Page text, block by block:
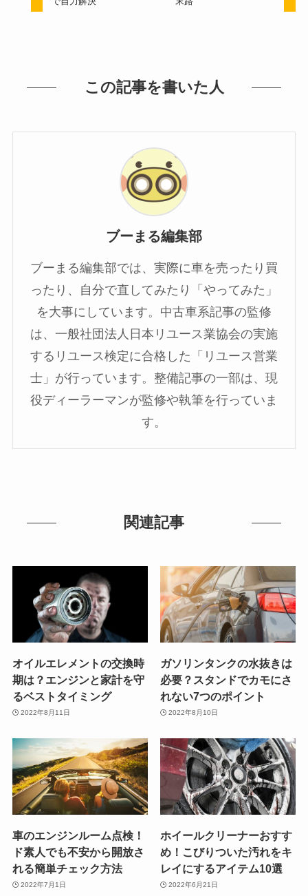
この記事を書いた人
ブーまる編集部
ブーまる編集部では、実際に車を売ったり買
ったり、自分で直してみたり「やってみた」
を大事にしています。中古車系記事の監修
は、一般社団法人日本リユース業協会の実施
するリユース検定に合格した「リユース営業
士」が行っています。整備記事の一部は、現
役ディーラーマンが監修や執筆を行っていま
す。
関連記事
オイルエレメントの交換時
期は？エンジンと家計を守
るベストタイミング
2022年8月11日
ガソリンタンクの水抜きは
必要？スタンドでカモにさ
れない7つのポイント
2022年8月10日
車のエンジンルーム点検！
ド素人でも不安から開放さ
れる簡単チェック方法
2022年7月1日
ホイールクリーナーおすす
め！こびりついた汚れをキ
レイにするアイテム10選
2022年6月21日